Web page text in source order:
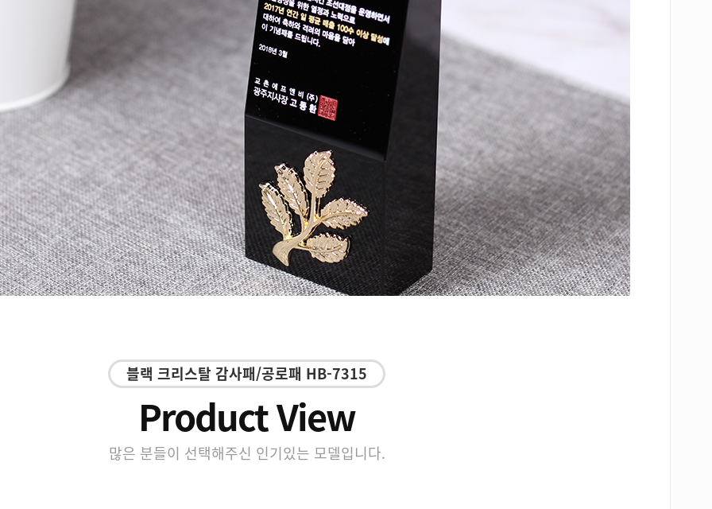
블랙 크리스탈 감사패/공로패 HB-7315
Product View
많은 분들이 선택해주신 인기있는 모델입니다.